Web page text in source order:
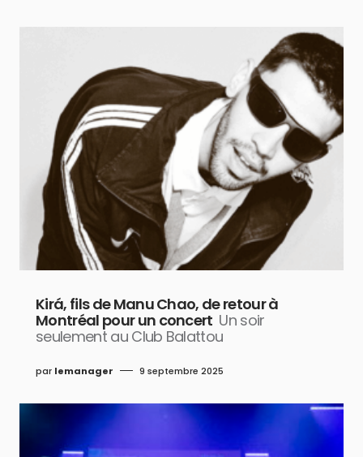
Kirá, fils de Manu Chao, de retour à
Montréal pour un concert Un soir
seulement au Club Balattou
par lemanager 9 septembre 2025